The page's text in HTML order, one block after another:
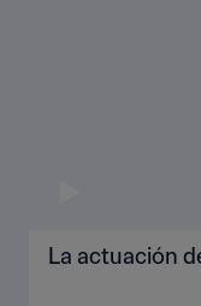
La actuación